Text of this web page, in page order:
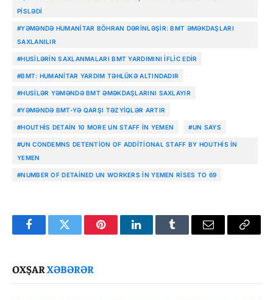
PISLƏDI
#YƏMƏNDƏ HUMANITAR BÖHRAN DƏRINLƏŞIR: BMT ƏMƏKDAŞLARI
SAXLANILIR
#HUSILƏRIN SAXLANMALARI BMT YARDIMINI IFLIC EDIR
#BMT: HUMANITAR YARDIM TƏHLÜKƏ ALTINDADIR
#HUSILƏR YƏMƏNDƏ BMT ƏMƏKDAŞLARINI SAXLAYIR
#YƏMƏNDƏ BMT-YƏ QARŞI TƏZYIQLƏR ARTIR
#HOUTHIS DETAIN 10 MORE UN STAFF IN YEMEN #UN SAYS
#UN CONDEMNS DETENTION OF ADDITIONAL STAFF BY HOUTHIS IN
YEMEN
#NUMBER OF DETAINED UN WORKERS IN YEMEN RISES TO 69
FacebookTwitter PinterestLinkedInTumblr Email
Copy
OXŞARXƏBƏRƏR